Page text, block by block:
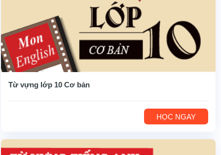
Từ vựng lớp 10 Cơ bản
HỌC NGAY